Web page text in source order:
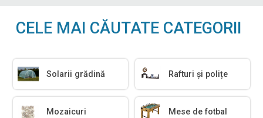
CELE MAI CĂUTATE CATEGORII
Solarii grădină Rafturi și polițe
Mozaicuri Mese de fotbal